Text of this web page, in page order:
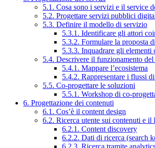
5.1. Cosa sono i servizi e il service
5.2. Progettare servizi pubblici
5.3. Definire il modello di servizio
5.3.1. Identificare gli attori
5.3.2. Formulare la proposta
5.3.3. Inquadrare gli
5.4. Descrivere il funzionamento
5.4.1. Mappare l’ecosistema
5.4.2. Rappresentare i flussi
5.5. Co-progettare le soluzioni
5.5.1. Workshop di co-
6. Progettazione dei contenuti
6.1. Cos’è il content design
6.2. Ricerca utente sui contenuti e il
6.2.1. Content discovery
6.2.2. Dati di ricerca (search
6.2.3. Ricerca tramite